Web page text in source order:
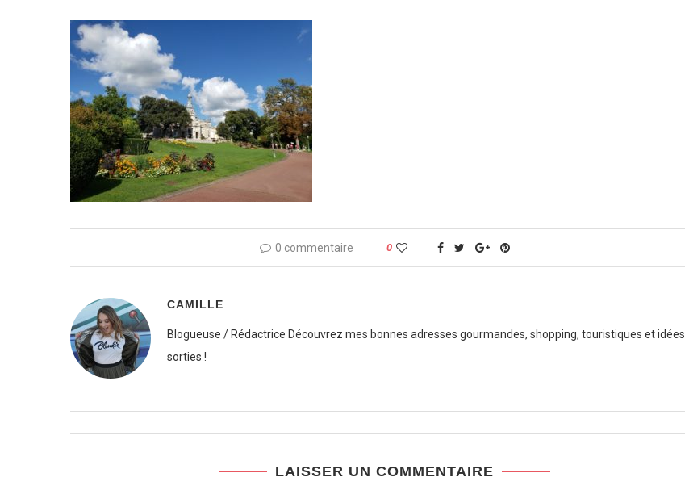
0 commentaire 0
CAMILLE
Blogueuse / Rédactrice Découvrez mes bonnes adresses gourmandes, shopping, touristiques et idées
sorties !
LAISSER UN COMMENTAIRE